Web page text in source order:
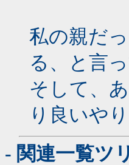
私の親だ
る、と言
そして、
り良いや
- 関連一覧ツ